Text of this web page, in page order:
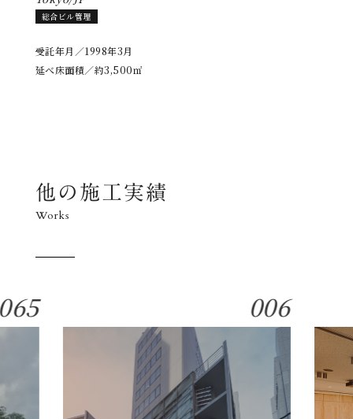
総合ビル管理
受託年月／1998年3月
延べ床面積／約3,500㎡
他の施工実績
Works
006